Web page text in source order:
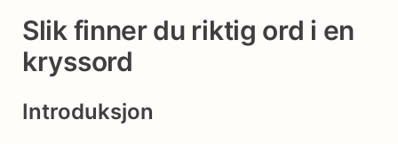
Slik finner du riktig ord i en
kryssord
Introduksjon